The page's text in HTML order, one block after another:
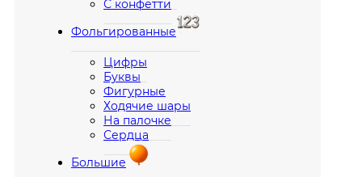
С конфетти
Фольгированные
Цифры
Буквы
Фигурные
Ходячие шары
На палочке
Сердца
Большие